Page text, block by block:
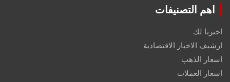
اهم التصنيفات
اخترنا لك
ارشيف الاخبار الاقتصادية
اسعار الذهب
اسعار العملات